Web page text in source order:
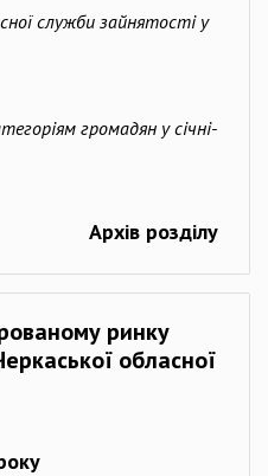
служби зайнятості у
громадян у січні-
Архів розділу
ринку
обласної